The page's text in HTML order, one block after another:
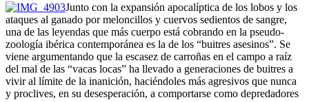
Junto con la expansión apocalíptica de los lobos y los
ataques al ganado por meloncillos y cuervos sedientos de sangre,
una de las leyendas que más cuerpo está cobrando en la pseudo-
zoología ibérica contemporánea es la de los “buitres asesinos”. Se
viene argumentando que la escasez de carroñas en el campo a raíz
del mal de las “vacas locas” ha llevado a generaciones de buitres a
vivir al límite de la inanición, haciéndoles más agresivos que nunca
y proclives, en su desesperación, a comportarse como depredadores